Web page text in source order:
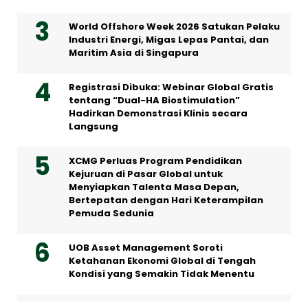
World Offshore Week 2026 Satukan Pelaku
Industri Energi, Migas Lepas Pantai, dan
Maritim Asia di Singapura
Registrasi Dibuka: Webinar Global Gratis
tentang “Dual-HA Biostimulation”
Hadirkan Demonstrasi Klinis secara
Langsung
XCMG Perluas Program Pendidikan
Kejuruan di Pasar Global untuk
Menyiapkan Talenta Masa Depan,
Bertepatan dengan Hari Keterampilan
Pemuda Sedunia
UOB Asset Management Soroti
Ketahanan Ekonomi Global di Tengah
Kondisi yang Semakin Tidak Menentu